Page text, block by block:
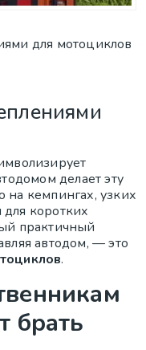
для мотоциклов
делает эту
на кемпингах, узких
коротких
практичный
автодом, — это
.
брать